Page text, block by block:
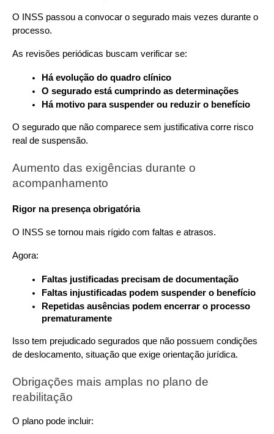
O INSS passou a convocar o segurado mais vezes durante o
processo.
As revisões periódicas buscam verificar se:
Há evolução do quadro clínico
O segurado está cumprindo as determinações
Há motivo para suspender ou reduzir o benefício
O segurado que não comparece sem justificativa corre risco
real de suspensão.
Aumento das exigências durante o
acompanhamento
Rigor na presença obrigatória
O INSS se tornou mais rígido com faltas e atrasos.
Agora:
Faltas justificadas precisam de documentação
Faltas injustificadas podem suspender o benefício
Repetidas ausências podem encerrar o processo
prematuramente
Isso tem prejudicado segurados que não possuem condições
de deslocamento, situação que exige orientação jurídica.
Obrigações mais amplas no plano de
reabilitação
O plano pode incluir: